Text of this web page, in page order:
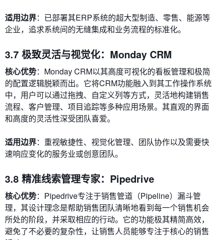
适用边界：已部署其ERP系统的超大型制造、零售、能源等
企业，追求系统间的无缝集成和业务流程的标准化。
3.7 极致灵活与视觉化：Monday CRM
核心优势：Monday CRM以其高度可视化的看板管理和极简
的配置逻辑脱颖而出。它将CRM功能融入到其工作操作系统
中，用户可以通过拖拽、自定义列等方式，灵活地构建销售
流程、客户管理、项目追踪等多种应用场景。其直观的界面
和高度的灵活性深受团队喜爱。
适用边界：重视敏捷性、视觉化管理、团队协作以及需要快
速响应变化的服务业或创意团队。
3.8 精准线索管理专家：Pipedrive
核心优势：Pipedrive专注于销售管道（Pipeline）漏斗管
理，其设计理念是帮助销售团队清晰地看到每一个销售机会
所处的阶段，并采取相应的行动。它的功能极其精简高效，
避免了不必要的复杂性，让销售人员能够专注于核心的销售